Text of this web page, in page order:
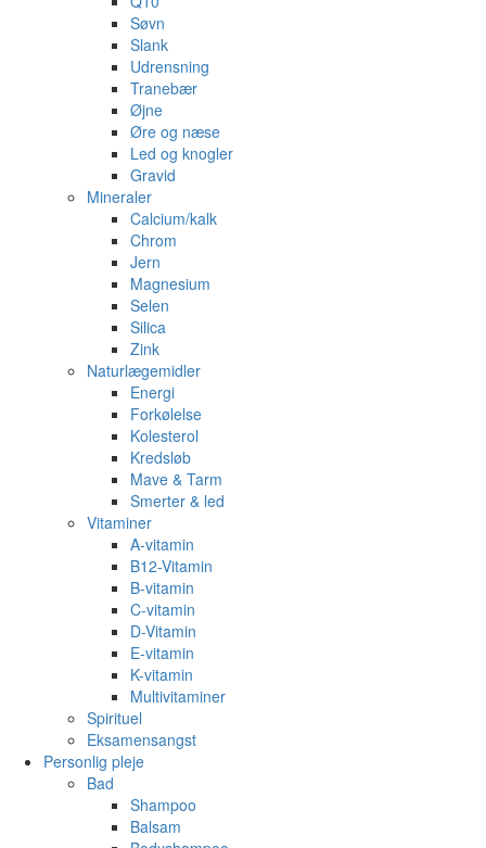
Søvn
Slank
Udrensning
Tranebær
Øjne
Øre og næse
Led og knogler
Gravid
Mineraler
Calcium/kalk
Chrom
Jern
Magnesium
Selen
Silica
Zink
Naturlægemidler
Energi
Forkølelse
Kolesterol
Kredsløb
Mave & Tarm
Smerter & led
Vitaminer
A-vitamin
B12-Vitamin
B-vitamin
C-vitamin
D-Vitamin
E-vitamin
K-vitamin
Multivitaminer
Spirituel
Eksamensangst
Personlig pleje
Bad
Shampoo
Balsam